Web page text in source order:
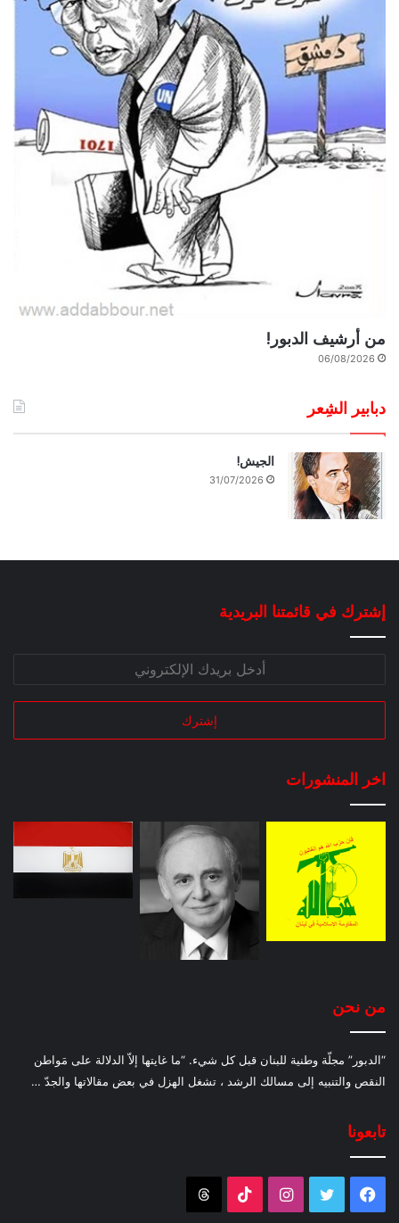
من أرشيف الدبور!
06/08/2026
دبابير الشِعر
الجيش!
31/07/2026
إشترك في قائمتنا البريدية
اخر المنشورات
من نحن
“الدبور” مجلّة وطنية للبنان قبل كل شيء. “ما غايتها إلاّ الدلالة على مَواطن
النقص والتنبيه إلى مسالك الرشد ، تشغل الهزل في بعض مقالاتها والجدّ …
تابعونا
فيسبوك تويتر انستقرام‫TikTok